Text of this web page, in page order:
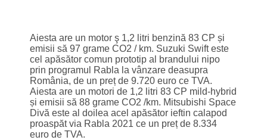
Aiesta are un motor ş 1,2 litri benzină 83 CP și
emisii să 97 grame CO2 / km. Suzuki Swift este
cel apăsător comun prototip al brandului nipo
prin programul Rabla la vânzare deasupra
România, de un preț de 9.720 euro ce TVA.
Aiesta are un motori de 1,2 litri 83 CP mild-hybrid
și emisii să 88 grame CO2 /km. Mitsubishi Space
Divă este al doilea acel apăsător ieftin calapod
proaspăt via Rabla 2021 ce un preț de 8.334
euro de TVA.